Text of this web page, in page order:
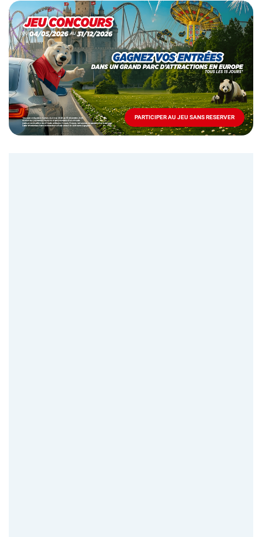
Opération
spéciale
Mai
-
Décembre
2026
Locations
PARTICIPER AU JEU SANS RESERVER
PARTICIPER
AU
JEU